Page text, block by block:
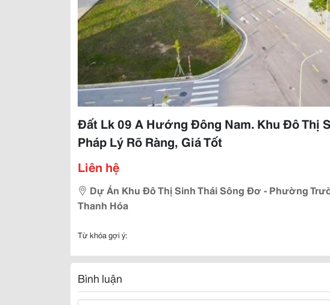
Đất Lk 09 A Hướng Đông Nam. Khu Đô Thị
Pháp Lý Rõ Ràng, Giá Tốt
Liên hệ
Dự Án Khu Đô Thị Sinh Thái Sông Đơ - Phường
Thanh Hóa
Từ khóa gợi ý:
Bình luận